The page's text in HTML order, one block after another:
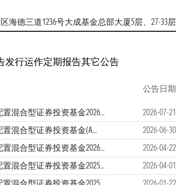
海德三道1236号大成基金总部大厦5层、27-33层
发行运作定期报告其它公告
公告日期
大成正向回报灵活配置混合型证券投资基金2026年第2季度报告
2026-07-21
大成正向回报灵活配置混合型证券投资基金(A类份额)基金产品资料概要更新
2026-06-30
大成正向回报灵活配置混合型证券投资基金2026年第1季度报告
2026-04-22
大成正向回报灵活配置混合型证券投资基金2025年年度报告
2026-04-01